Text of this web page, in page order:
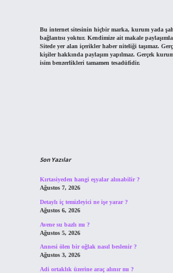
Bu internet sitesinin hiçbir marka, kurum yada
bağlantısı yoktur. Kendimize ait makale
Sitede yer alan içerikler haber niteliği taşımaz.
kişiler hakkında paylaşım yapılmaz. Gerçek
isim benzerlikleri tamamen tesadüfidir.
Son Yazılar
Kırtasiyeden hangi eşyalar alınabilir ?
Ağustos 7, 2026
Detaylı iç temizleyici ne işe yarar ?
Ağustos 6, 2026
Avene su bazlı mı ?
Ağustos 5, 2026
Annesi ölen bir oğlak nasıl beslenir ?
Ağustos 3, 2026
Adi ortaklık üzerine araç alınır mı ?